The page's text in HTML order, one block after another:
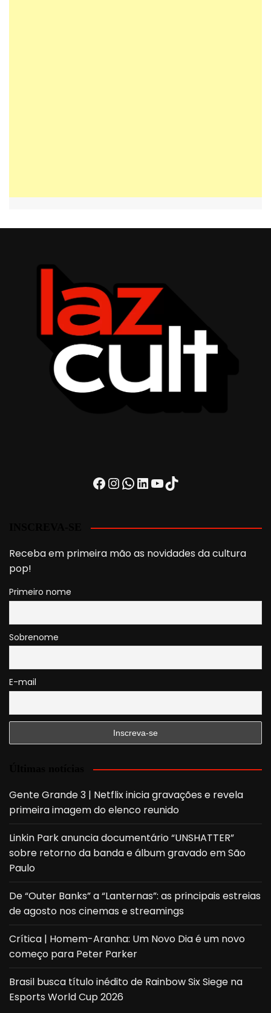
Facebook
Instagram
WhatsApp
LinkedIn
Youtube
TikTok
Receba em primeira mão as novidades da cultura
pop!
Primeiro nome
Sobrenome
E-mail
Gente Grande 3 | Netflix inicia gravações e revela
primeira imagem do elenco reunido
Linkin Park anuncia documentário “UNSHATTER”
sobre retorno da banda e álbum gravado em São
Paulo
De “Outer Banks” a “Lanternas”: as principais estreias
de agosto nos cinemas e streamings
Crítica | Homem-Aranha: Um Novo Dia é um novo
começo para Peter Parker
Brasil busca título inédito de Rainbow Six Siege na
Esports World Cup 2026